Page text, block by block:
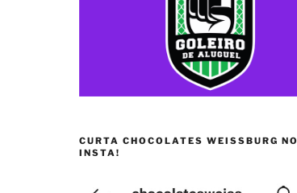
CURTA CHOCOLATES WEISSBURG NO
INSTA!